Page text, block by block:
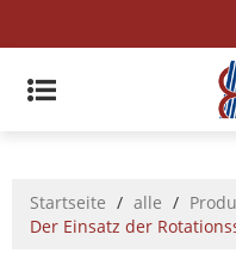
Startseite / alle /
Der Einsatz der